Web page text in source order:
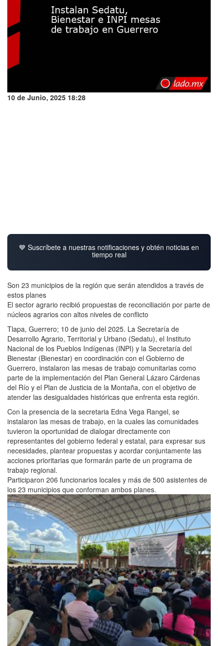
10 de Junio, 2025 18:28
💙 Suscríbete a nuestras notificaciones y obtén noticias en
tiempo real
Son 23 municipios de la región que serán atendidos a través de
estos planes
El sector agrario recibió propuestas de reconciliación por parte de
núcleos agrarios con altos niveles de conflicto
Tlapa, Guerrero; 10 de junio del 2025. La Secretaría de
Desarrollo Agrario, Territorial y Urbano (Sedatu), el Instituto
Nacional de los Pueblos Indígenas (INPI) y la Secretaría del
Bienestar (Bienestar) en coordinación con el Gobierno de
Guerrero, instalaron las mesas de trabajo comunitarias como
parte de la implementación del Plan General Lázaro Cárdenas
del Río y el Plan de Justicia de la Montaña, con el objetivo de
atender las desigualdades históricas que enfrenta esta región.
Con la presencia de la secretaria Edna Vega Rangel, se
instalaron las mesas de trabajo, en la cuales las comunidades
tuvieron la oportunidad de dialogar directamente con
representantes del gobierno federal y estatal, para expresar sus
necesidades, plantear propuestas y acordar conjuntamente las
acciones prioritarias que formarán parte de un programa de
trabajo regional.
Participaron 206 funcionarios locales y más de 500 asistentes de
los 23 municipios que conforman ambos planes.